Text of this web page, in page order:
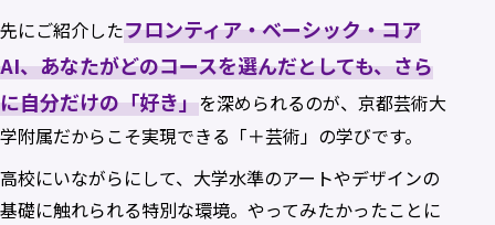
先にご紹介したフロンティア・ベーシック・コア
AI、あなたがどのコースを選んだとしても、さら
に自分だけの「好き」を深められるのが、京都芸術大
学附属だからこそ実現できる「＋芸術」の学びです。
高校にいながらにして、大学水準のアートやデザインの
基礎に触れられる特別な環境。やってみたかったことに